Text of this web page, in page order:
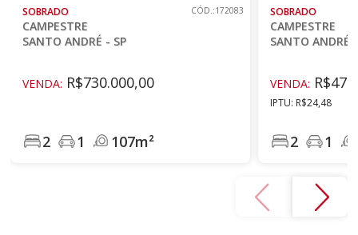
SOBRADO
CAMPESTRE
SANTO ANDRÉ - SP
CÓD.:172083
VENDA: R$730.000,00
2 1 107m²
SOBRADO
CAMPESTRE
SANTO ANDRÉ
VENDA:
IPTU: R$24,48
2 1